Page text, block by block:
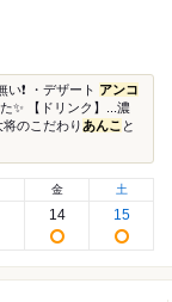
❗️ ・デザート アンコ
✨ 【ドリンク】...濃
のこだわり あんこ と
金
14
土
15